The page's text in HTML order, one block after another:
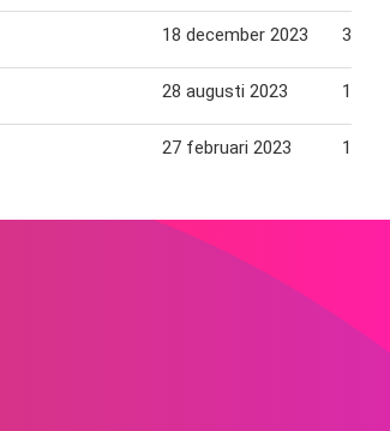
18 december 2023 31
28 augusti 2023 10
27 februari 2023 12